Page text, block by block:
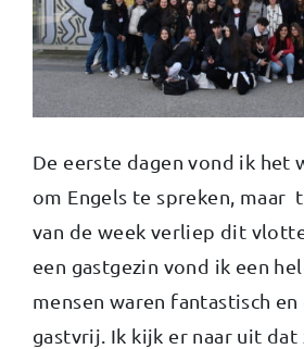
De eerste dagen vond ik het
om Engels te spreken, maar
van de week verliep dit
een gastgezin vond ik een
mensen waren fantastisch
gastvrij. Ik kijk er naar uit dat